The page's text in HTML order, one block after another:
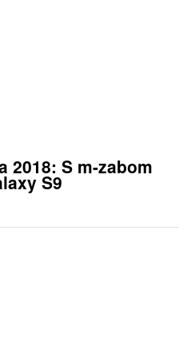
2018: S m-zabom
S9